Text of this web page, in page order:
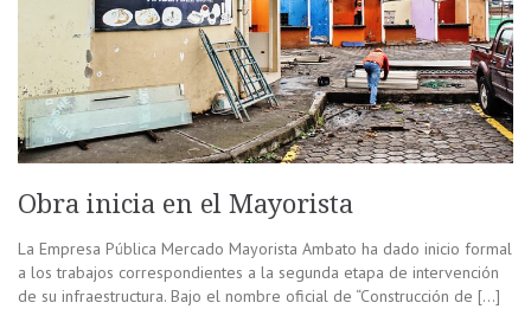
Obra inicia en el Mayorista
La Empresa Pública Mercado Mayorista Ambato ha dado inicio formal
a los trabajos correspondientes a la segunda etapa de intervención
de su infraestructura. Bajo el nombre oficial de “Construcción de […]